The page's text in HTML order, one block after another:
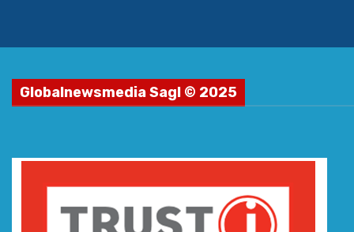
Globalnewsmedia Sagl © 2025